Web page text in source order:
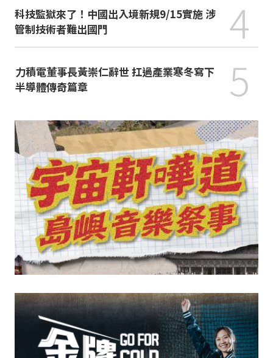
科技監獄來了！中國出入境新規9/15實施 涉
管制技術者難出國門
4
力積電董事長黃崇仁辭世 扛過產業寒冬寫下
半導體傳奇篇章
5